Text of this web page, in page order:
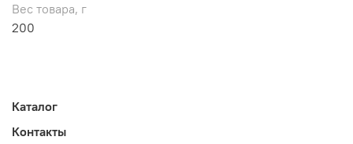
Вес товара, г
200
Каталог
Контакты